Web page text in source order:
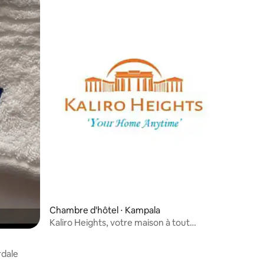
Chambre d'hôtel ⋅ Kampala
Kaliro Heights, votre maison à tout